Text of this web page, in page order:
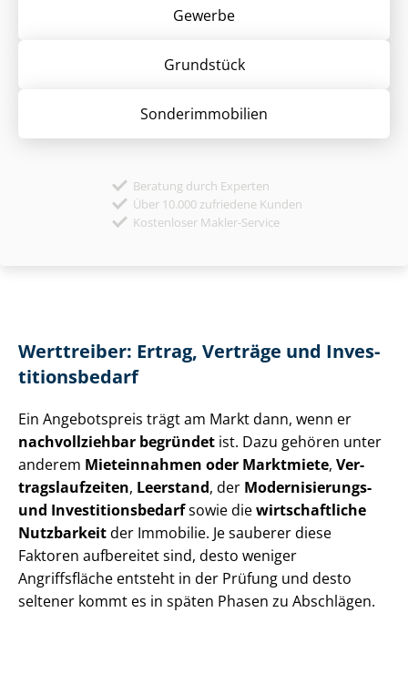
Gewerbe
Grund­stück
Sonder­immobilien
Beratung durch Experten
Über 10.000 zufriedene Kunden
Kostenloser Makler-Service
Werttreiber: Ertrag, Verträge und In­ves­
ti­ti­ons­be­darf
Ein Angebotspreis trägt am Markt dann, wenn er
nachvollziehbar begründet ist. Dazu gehören unter
anderem Mieteinnahmen oder Marktmiete, Ver­
trags­lauf­zei­ten, Leerstand, der Modernisierungs-
und In­ves­ti­ti­ons­be­darfsowie diewirtschaftliche
Nutzbarkeitder Immobilie. Je sauberer diese
Faktoren aufbereitet sind, desto weniger
Angriffsfläche entsteht in der Prüfung und desto
seltener kommt es in späten Phasen zu Abschlägen.